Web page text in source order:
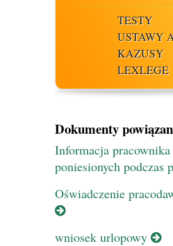
TESTY
USTAWY
KAZUSY
LEXLEGE
Dokumenty
Informacja pracownika
poniesionych podczas
Oświadczenie
wniosek urlopowy